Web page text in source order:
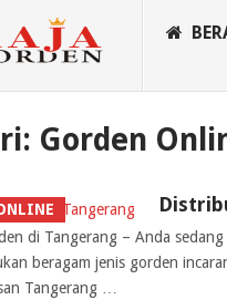
Gorden
di Tangerang – Anda
beragam jenis gorden
Tangerang …